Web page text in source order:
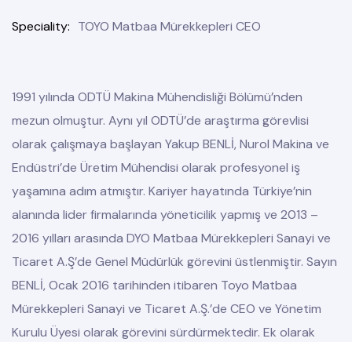
Speciality TOYO Matbaa Mürekkepleri CEO
1991 yılında ODTÜ Makina Mühendisliği Bölümü’nden
mezun olmuştur. Aynı yıl ODTÜ’de araştırma görevlisi
olarak çalışmaya başlayan Yakup BENLİ, Nurol Makina ve
Endüstri’de Üretim Mühendisi olarak profesyonel iş
yaşamına adım atmıştır. Kariyer hayatında Türkiye’nin
alanında lider firmalarında yöneticilik yapmış ve 2013 –
2016 yılları arasında DYO Matbaa Mürekkepleri Sanayi ve
Ticaret A.Ş’de Genel Müdürlük görevini üstlenmiştir. Sayın
BENLİ, Ocak 2016 tarihinden itibaren Toyo Matbaa
Mürekkepleri Sanayi ve Ticaret A.Ş.’de CEO ve Yönetim
Kurulu Üyesi olarak görevini sürdürmektedir. Ek olarak